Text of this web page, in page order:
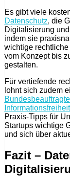
Es gibt viele
Datenschutz, die
Digitalisierung
indem sie
wichtige
vom Konzept bis
gestalten.
Für vertiefende
lohnt sich zudem
Praxis-Tipps für
Startups wichtige
und sich über
Fazit –